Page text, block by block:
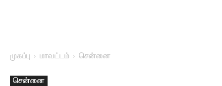
முகப்பு மாவட்டம் சென்னை
சென்னை